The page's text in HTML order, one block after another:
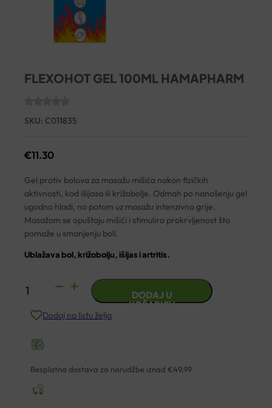
FLEXOHOT GEL 100ML HAMAPHARM
SKU: C011835
€11.30
Gel protiv bolova za masažu mišića nakon fizičkih
aktivnosti, kod išijasa ili križobolje. Odmah po nanošenju gel
ugodno hladi, no potom uz masažu intenzivno grije.
Masažom se opuštaju mišići i stimulira prokrvljenost što
pomaže u smanjenju boli.
Ublažava bol, križobolju, išijas i artritis.
FLEXOHOT
100ML
količina
DODAJ U
KOŠARICU
Dodaj na listu želja
Besplatna dostava za narudžbe iznad €49,99